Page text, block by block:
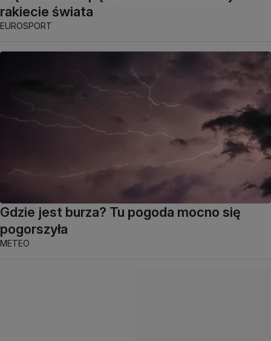
rakiecie świata
EUROSPORT
Gdzie jest burza? Tu pogoda mocno się
pogorszyła
METEO